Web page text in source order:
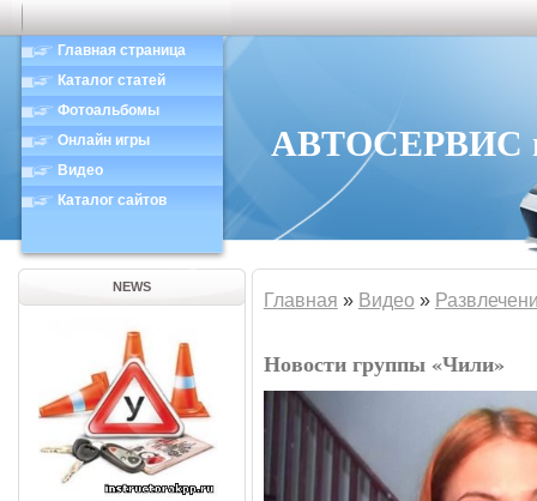
Главная страница
Каталог статей
Фотоальбомы
Онлайн игры
Видео
Каталог сайтов
АВТОСЕРВИС в
NEWS
Главная » Видео »
Новости группы «Чили»